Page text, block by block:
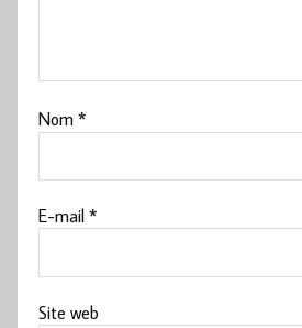
Nom*
E-mail*
Site web